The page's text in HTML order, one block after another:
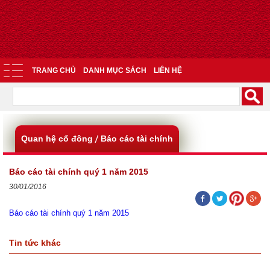
TRANG CHỦ DANH MỤC SÁCH LIÊN HỆ
Quan hệ cổ đông Báo cáo tài chính
Báo cáo tài chính quý 1 năm 2015
30/01/2016
Báo cáo tài chính quý 1 năm 2015
Tin tức khác